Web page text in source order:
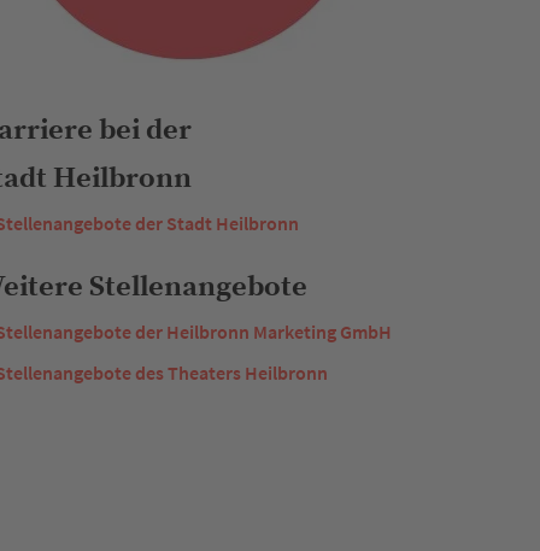
bei der
Heilbronn
der Stadt Heilbronn
Stellenangebote
der Heilbronn Marketing GmbH
des Theaters Heilbronn